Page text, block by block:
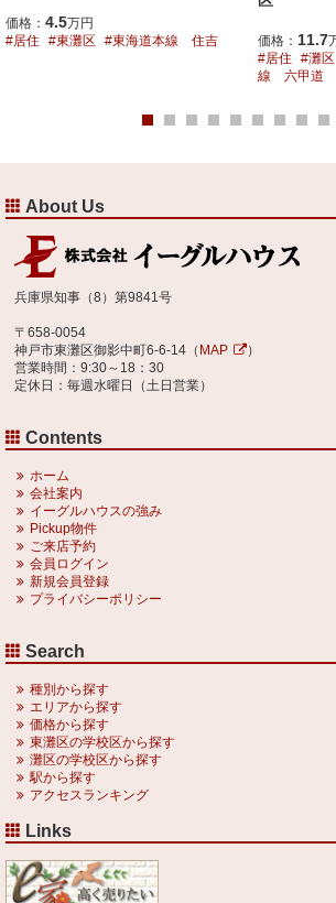
価格： 11.7万円
居住
灘区
神戸線 六甲
About Us
兵庫県知事（8）第9841号
〒658-0054
神戸市東灘区御影中町6-6-14（ MAP
）
営業時間：9:30～18：30
定休日：毎週水曜日（土日営業）
Contents
ホーム
会社案内
イーグルハウスの強み
Pickup物件
ご来店予約
会員ログイン
新規会員登録
プライバシーポリシー
Search
種別から探す
エリアから探す
価格から探す
東灘区の学校区から探す
灘区の学校区から探す
駅から探す
アクセスランキング
Links